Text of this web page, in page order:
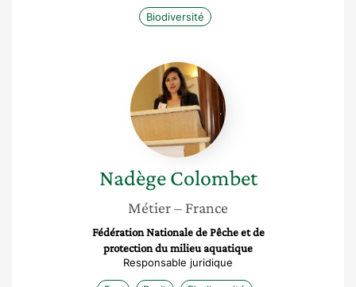
Biodiversité
Nadège
Colombet
Nadège Colombet
Métier– France
Fédération Nationale de Pêche et de
protection du milieu aquatique
Responsable juridique